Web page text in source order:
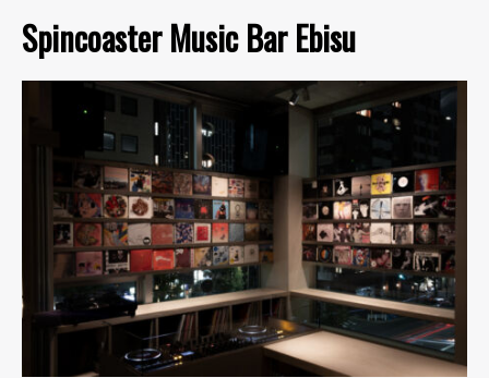
Spincoaster Music Bar Ebisu